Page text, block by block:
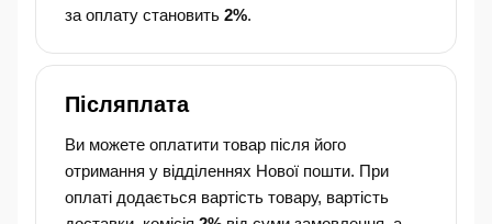
за оплату становить 2%.
Післяплата
Ви можете оплатити товар після його
отримання у відділеннях Нової пошти. При
оплаті додається вартість товару, вартість